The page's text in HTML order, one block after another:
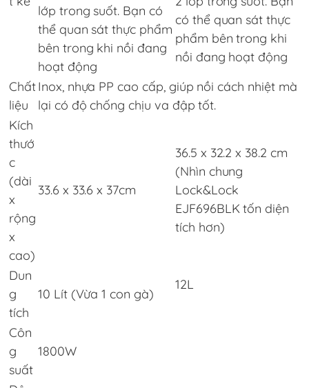
lớp trong suốt. Bạn có
thể quan sát thực phẩm
bên trong khi nồi đang
hoạt động
có thể quan sát thực
phẩm bên trong khi
nồi đang hoạt động
Chất
liệu
Inox, nhựa PP cao cấp, giúp nồi cách nhiệt mà
lại có độ chống chịu va đập tốt.
Kích
thướ
c
(dài
x
rộng
x
cao)
33.6 x 33.6 x 37cm
36.5 x 32.2 x 38.2 cm
(Nhìn chung
Lock&Lock
EJF696BLK tốn diện
tích hơn)
Dun
g
tích
10 Lít (Vừa 1 con gà)
12L
Côn
g
suất
1800W